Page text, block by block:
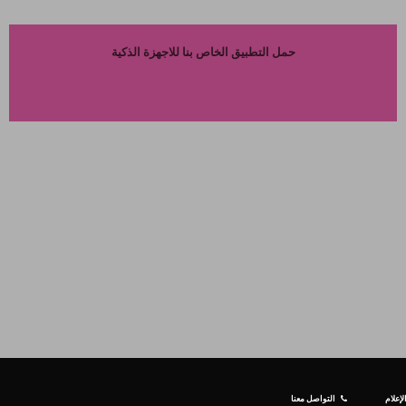
حمل التطبيق الخاص بنا للاجهزة الذكية
التواصل معنا